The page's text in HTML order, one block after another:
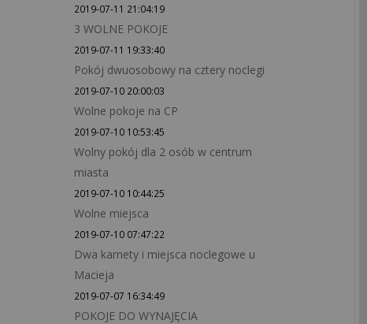
2019-07-11 21:04:19
3 WOLNE POKOJE
2019-07-11 19:33:40
Pokój dwuosobowy na cztery noclegi
2019-07-10 20:00:03
Wolne pokoje na CP
2019-07-10 10:53:45
Wolny pokój dla 2 osób w centrum
miasta
2019-07-10 10:44:25
Wolne miejsca
2019-07-10 07:47:22
Dwa karnety i miejsca noclegowe u
Macieja
2019-07-07 16:34:49
POKOJE DO WYNAJĘCIA